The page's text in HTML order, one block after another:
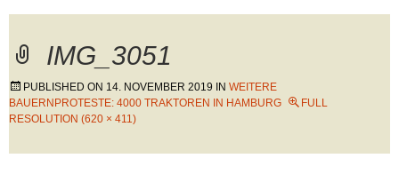
IMG_3051
PUBLISHED ON 14. NOVEMBER 2019 IN WEITERE
BAUERNPROTESTE: 4000 TRAKTOREN IN HAMBURG
FULL
RESOLUTION (620 × 411)